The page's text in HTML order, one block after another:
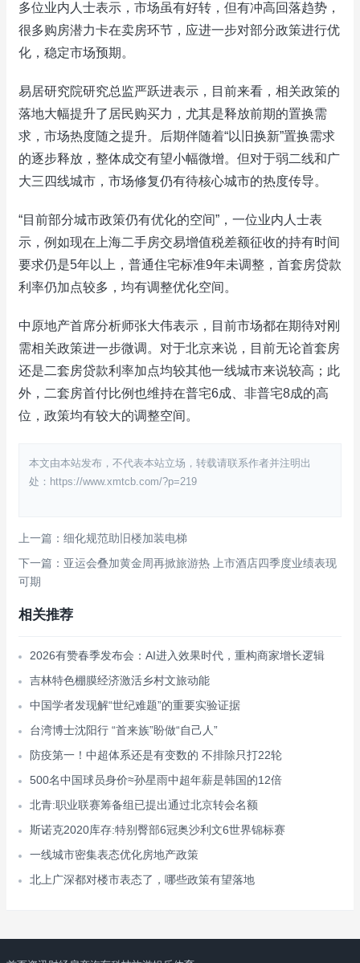
多位业内人士表示，市场虽有好转，但有冲高回落趋势，
很多购房潜力卡在卖房环节，应进一步对部分政策进行优
化，稳定市场预期。
易居研究院研究总监严跃进表示，目前来看，相关政策的
落地大幅提升了居民购买力，尤其是释放前期的置换需
求，市场热度随之提升。后期伴随着“以旧换新”置换需求
的逐步释放，整体成交有望小幅微增。但对于弱二线和广
大三四线城市，市场修复仍有待核心城市的热度传导。
“目前部分城市政策仍有优化的空间”，一位业内人士表
示，例如现在上海二手房交易增值税差额征收的持有时间
要求仍是5年以上，普通住宅标准9年未调整，首套房贷款
利率仍加点较多，均有调整优化空间。
中原地产首席分析师张大伟表示，目前市场都在期待对刚
需相关政策进一步微调。对于北京来说，目前无论首套房
还是二套房贷款利率加点均较其他一线城市来说较高；此
外，二套房首付比例也维持在普宅6成、非普宅8成的高
位，政策均有较大的调整空间。
本文由本站发布，不代表本站立场，转载请联系作者并注明出
处：https://www.xmtcb.com/?p=219
上一篇：细化规范助旧楼加装电梯
下一篇：亚运会叠加黄金周再掀旅游热 上市酒店四季度业绩表现
可期
相关推荐
2026有赞春季发布会：AI进入效果时代，重构商家增长逻辑
吉林特色棚膜经济激活乡村文旅动能
中国学者发现解“世纪难题”的重要实验证据
台湾博士沈阳行 “首来族”盼做“自己人”
防疫第一！中超体系还是有变数的 不排除只打22轮
500名中国球员身价≈孙星雨中超年薪是韩国的12倍
北青:职业联赛筹备组已提出通过北京转会名额
斯诺克2020库存:特别臀部6冠奥沙利文6世界锦标赛
一线城市密集表态优化房地产政策
北上广深都对楼市表态了，哪些政策有望落地